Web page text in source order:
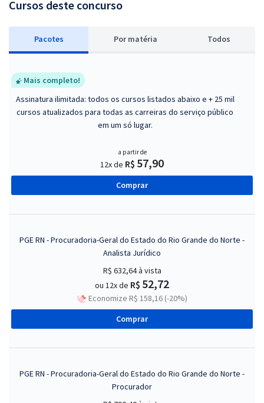
Cursos deste concurso
Pacotes Por matéria Todos
Mais completo!
Assinatura ilimitada: todos os cursos listados abaixo e + 25 mil
cursos atualizados para todas as carreiras do serviço público
em um só lugar.
a partir de
12x de R$ 57,90
Comprar
PGE RN - Procuradoria-Geral do Estado do Rio Grande do Norte -
Analista Jurídico
R$ 632,64à vista
ou 12x de R$ 52,72
Economize R$ 158,16 (-20%)
Comprar
PGE RN - Procuradoria-Geral do Estado do Rio Grande do Norte -
Procurador